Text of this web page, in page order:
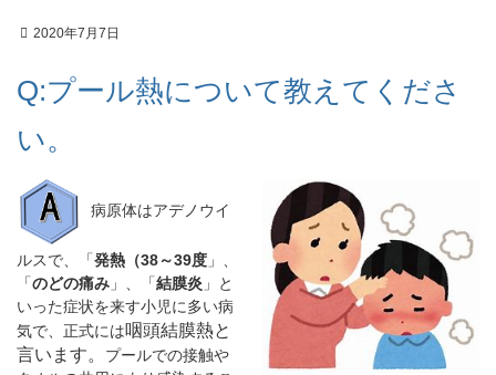
2020年7月7日
Q:プール熱について教えてくださ
い。
病原体はアデノウイ
ルスで、「発熱（38～39度 」、
「のどの痛み 」、「結膜炎 」と
いった症状を来す小児に多い病
気で、正式には咽頭結膜熱と
言います。 プールでの接触や